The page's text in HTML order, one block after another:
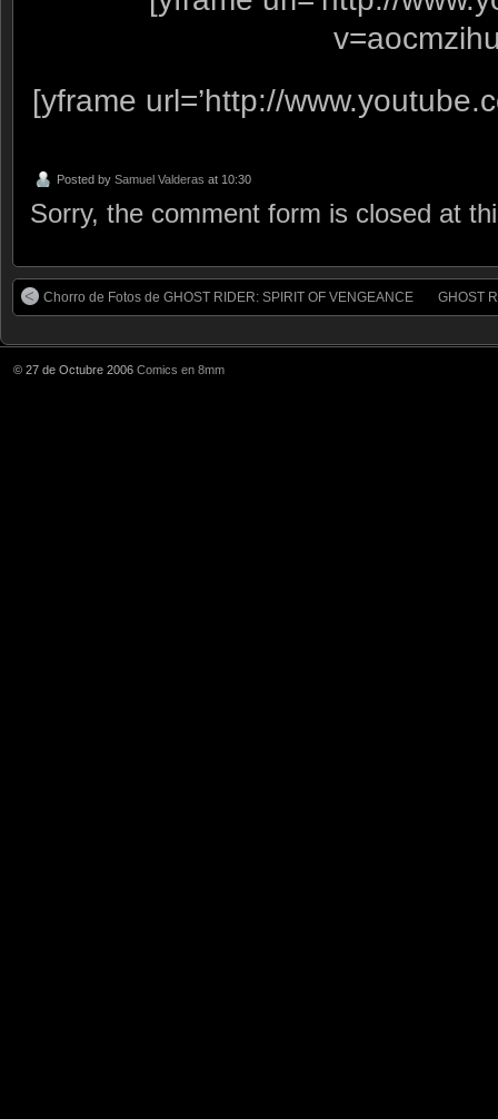
[yframe url=’http://
Posted by Samuel Valderas at 10:30
Sorry, the comment form is closed at
Chorro de Fotos de GHOST RIDER: SPIRIT OF VENGEANCE GHOST
© 27 de Octubre 2006 Comics en 8mm